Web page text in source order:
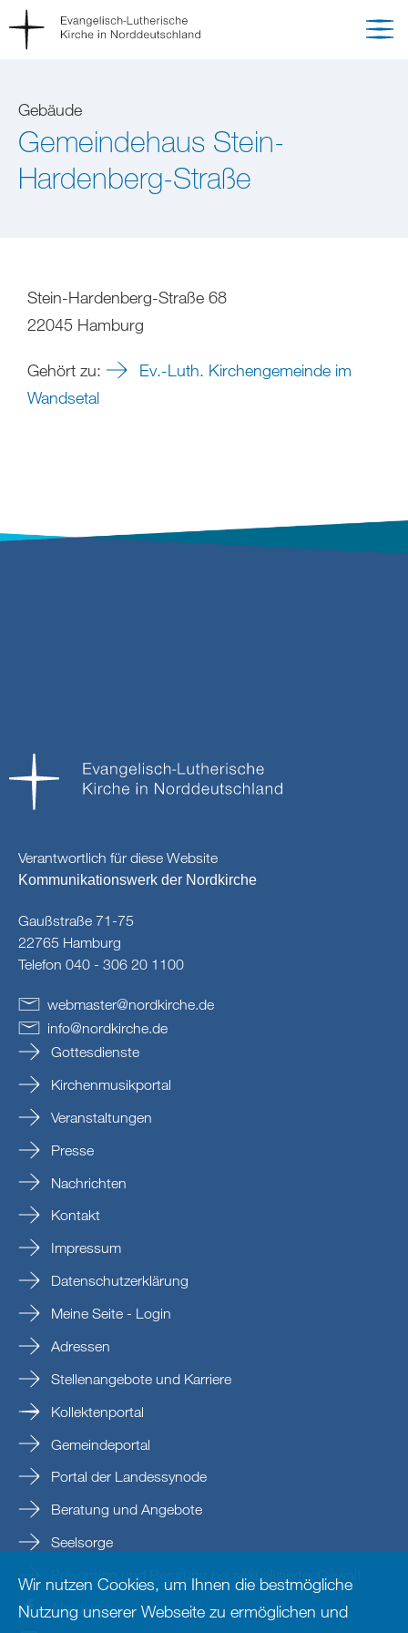
Gebäude
Gemeindehaus Stein-
Hardenberg-Straße
Stein-Hardenberg-Straße 68
22045 Hamburg
Gehört zu:
Ev.-Luth. Kirchengemeinde im
Wandsetal
Verantwortlich für diese Website
Kommunikationswerk der Nordkirche
Gaußstraße 71-75
22765 Hamburg
Telefon 040 - 306 20 1100
webmaster@nordkirche.de
info@nordkirche.de
Gottesdienste
Kirchenmusikportal
Veranstaltungen
Presse
Nachrichten
Kontakt
Impressum
Datenschutzerklärung
Meine Seite - Login
Adressen
Stellenangebote und Karriere
Kollektenportal
Gemeindeportal
Portal der Landessynode
Beratung und Angebote
Seelsorge
Prävention und Beratung bei sexualisierter Gewalt
Nordkirche
Wir nutzen Cookies, um Ihnen die bestmögliche
Nutzung unserer Webseite zu ermöglichen und